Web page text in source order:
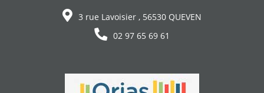
3 rue Lavoisier , 56530 QUEVEN
02 97 65 69 61